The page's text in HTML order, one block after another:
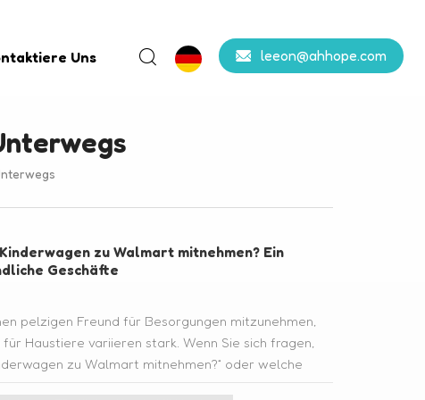
leeon@ahhope.com
Uns
zu Walmart mitnehmen? Ein
Geschäfte
pelzigen Freund für Besorgungen mitzunehmen,
Haustiere variieren stark. Wenn Sie sich fragen,
zu Walmart mitnehmen?“ oder welche
heißen, dieser Leitfaden schlüsselt die Regeln